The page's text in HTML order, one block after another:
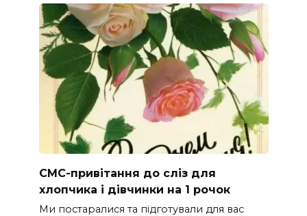
СМС-привітання до сліз для
хлопчика і дівчинки на 1 рочок
Ми постаралися та підготували для вас